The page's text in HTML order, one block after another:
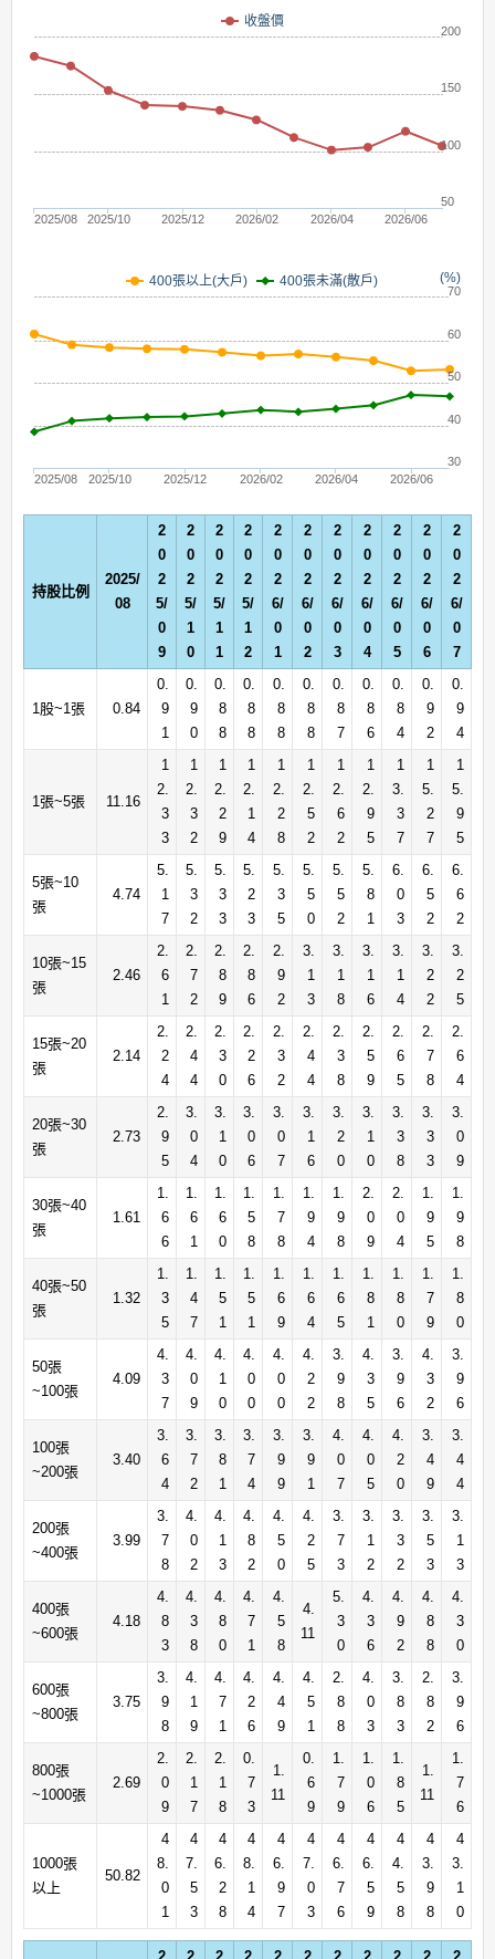
收盤價
2025/08 2025/10 2025/12 2026/02 2026/04 2026/06
100
150
200
50
(%)
400張以上(大戶) 400張未滿(散戶)
2025/08 2025/10 2025/12 2026/02 2026/04 2026/06
30
40
50
60
70
持股比例
2025/
08
2
0
2
5/
0
9
2
0
2
5/
1
0
2
0
2
5/
1
1
2
0
2
5/
1
2
2
0
2
6/
0
1
2
0
2
6/
0
2
2
0
2
6/
0
3
2
0
2
6/
0
4
2
0
2
6/
0
5
2
0
2
6/
0
6
2
0
2
6/
0
7
1股~1張 0.84
0.
9
1
0.
9
0
0.
8
8
0.
8
8
0.
8
8
0.
8
8
0.
8
7
0.
8
6
0.
8
4
0.
9
2
0.
9
4
1張~5張 11.16
1
2.
3
3
1
2.
3
2
1
2.
2
9
1
2.
1
4
1
2.
2
8
1
2.
5
2
1
2.
6
2
1
2.
9
5
1
3.
3
7
1
5.
2
7
1
5.
9
5
5張~10
張
4.74
5.
1
7
5.
3
2
5.
3
3
5.
2
3
5.
3
5
5.
5
0
5.
5
2
5.
8
1
6.
0
3
6.
5
2
6.
6
2
10張~15
張
2.46
2.
6
1
2.
7
2
2.
8
9
2.
8
6
2.
9
2
3.
1
3
3.
1
8
3.
1
6
3.
1
4
3.
2
2
3.
2
5
15張~20
張
2.14
2.
2
4
2.
4
4
2.
3
0
2.
2
6
2.
3
2
2.
4
4
2.
3
8
2.
5
9
2.
6
5
2.
7
8
2.
6
4
20張~30
張
2.73
2.
9
5
3.
0
4
3.
1
0
3.
0
6
3.
0
7
3.
1
6
3.
2
0
3.
1
0
3.
3
8
3.
3
3
3.
0
9
30張~40
張
1.61
1.
6
6
1.
6
1
1.
6
0
1.
5
8
1.
7
8
1.
9
4
1.
9
8
2.
0
9
2.
0
4
1.
9
5
1.
9
8
40張~50
張
1.32
1.
3
5
1.
4
7
1.
5
1
1.
5
1
1.
6
9
1.
6
4
1.
6
5
1.
8
1
1.
8
0
1.
7
9
1.
8
0
50張
~100張
4.09
4.
3
7
4.
0
9
4.
1
0
4.
0
0
4.
0
0
4.
2
2
3.
9
8
4.
3
5
3.
9
6
4.
3
2
3.
9
6
100張
~200張
3.40
3.
6
4
3.
7
2
3.
8
1
3.
7
4
3.
9
9
3.
9
1
4.
0
7
4.
0
5
4.
2
0
3.
4
9
3.
4
4
200張
~400張
3.99
3.
7
8
4.
0
2
4.
1
3
4.
8
2
4.
5
0
4.
2
5
3.
7
3
3.
1
2
3.
3
2
3.
5
3
3.
1
3
400張
~600張
4.18
4.
8
3
4.
3
8
4.
8
0
4.
7
1
4.
5
8
4.
11
5.
3
0
4.
3
6
4.
9
2
4.
8
8
4.
3
0
600張
~800張
3.75
3.
9
8
4.
1
9
4.
7
1
4.
2
6
4.
4
9
4.
5
1
2.
8
8
4.
0
3
3.
8
3
2.
8
2
3.
9
6
800張
~1000張
2.69
2.
0
9
2.
1
7
2.
1
8
0.
7
3
1.
11
0.
6
9
1.
7
9
1.
0
6
1.
8
5
1.
11
1.
7
6
1000張
以上
50.82
4
8.
0
1
4
7.
5
3
4
6.
2
8
4
8.
1
4
4
6.
9
7
4
7.
0
3
4
6.
7
6
4
6.
5
9
4
4.
5
8
4
3.
9
8
4
3.
1
0